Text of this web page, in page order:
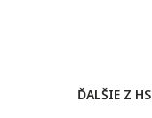
ĎALŠIE Z HS